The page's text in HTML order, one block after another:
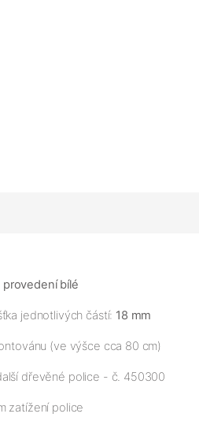
bílé
jednotlivých částí: 18 mm
(ve výšce cca 80 cm)
dřevěné police - č. 450300
zatížení police